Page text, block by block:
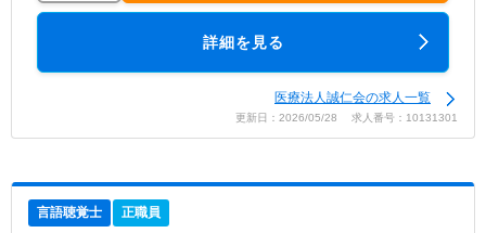
詳細を見る
医療法人誠仁会の求人一覧
更新日：2026/05/28 求人番号：10131301
言語聴覚士 正職員